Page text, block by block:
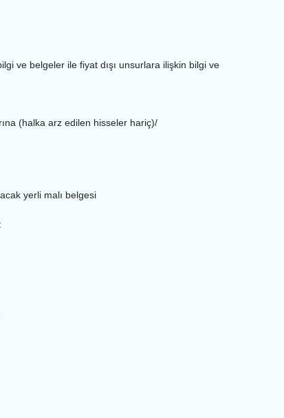
ve belgeler ile fiyat dışı unsurlara ilişkin bilgi ve
(halka arz edilen hisseler hariç)/
yerli malı belgesi